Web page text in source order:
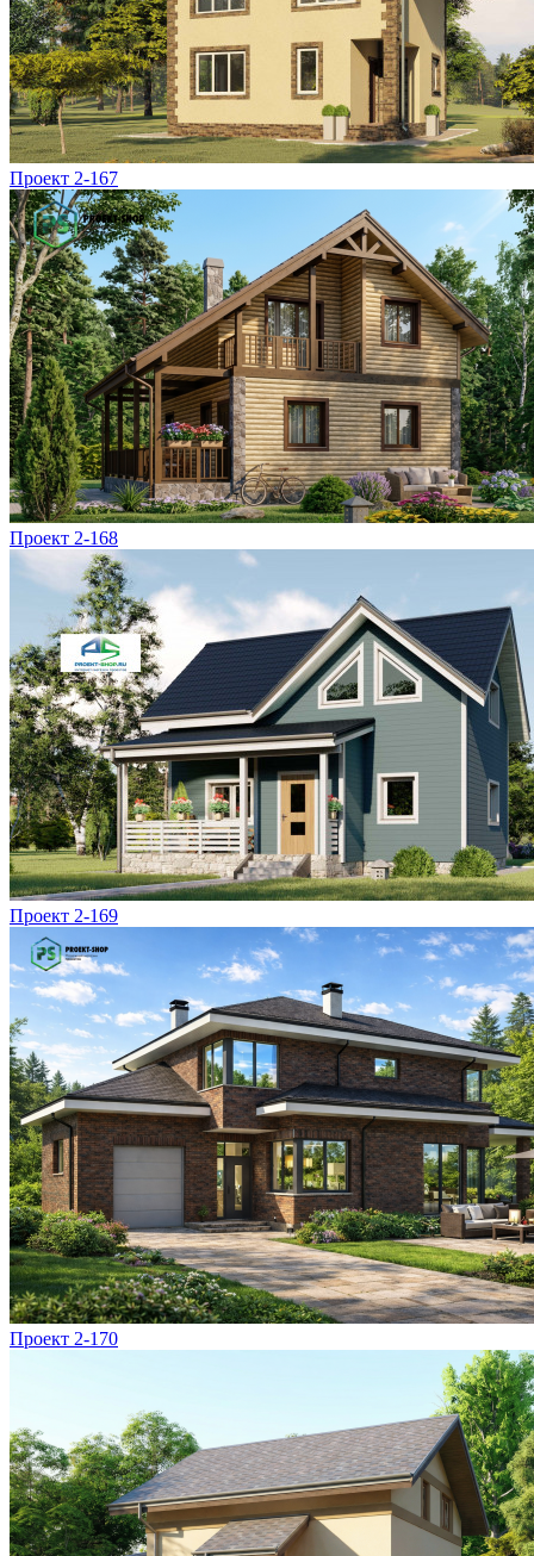
Проект 2-167
Проект 2-168
Проект 2-169
Проект 2-170